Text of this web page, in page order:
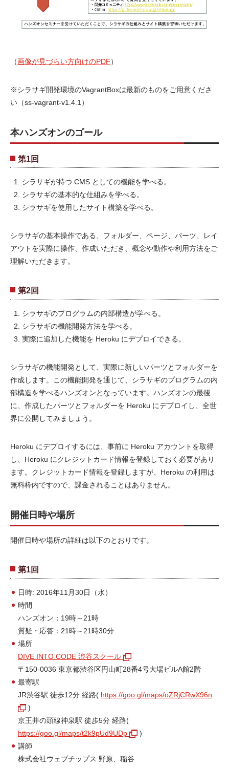
（画像が見づらい方向けのPDF）
※シラサギ開発環境のVagrantBoxは最新のものをご用意くださ
い（ss-vagrant-v1.4.1）
本ハンズオンのゴール
第1回
シラサギが持つ CMS としての機能を学べる。
シラサギの基本的な仕組みを学べる。
シラサギを使用したサイト構築を学べる。
シラサギの基本操作である、フォルダー、ページ、パーツ、レイ
アウトを実際に操作、作成いただき、概念や動作や利用方法をご
理解いただきます。
第2回
シラサギのプログラムの内部構造が学べる。
シラサギの機能開発方法を学べる。
実際に追加した機能を Heroku にデプロイできる。
シラサギの機能開発として、実際に新しいパーツとフォルダーを
作成します。この機能開発を通じて、シラサギのプログラムの内
部構造を学べるハンズオンとなっています。ハンズオンの最後
に、作成したパーツとフォルダーを Heroku にデプロイし、全世
界に公開してみましょう。
Heroku にデプロイするには、事前に Heroku アカウントを取得
し、Heroku にクレジットカード情報を登録しておく必要があり
ます。クレジットカード情報を登録しますが、Heroku の利用は
無料枠内ですので、課金されることはありません。
開催日時や場所
開催日時や場所の詳細は以下のとおりです。
第1回
日時: 2016年11月30日（水）
時間
ハンズオン：19時～21時
質疑・応答：21時～21時30分
場所
DIVE INTO CODE 渋谷スクール
〒150-0036 東京都渋谷区円山町28番4号大場ビルA館2階
最寄駅
JR渋谷駅 徒歩12分 経路( https://goo.gl/maps/oZRjCRwX96n
)
京王井の頭線神泉駅 徒歩5分 経路(
https://goo.gl/maps/t2k9pUd9UDp
)
講師
株式会社ウェブチップス 野原、稲谷